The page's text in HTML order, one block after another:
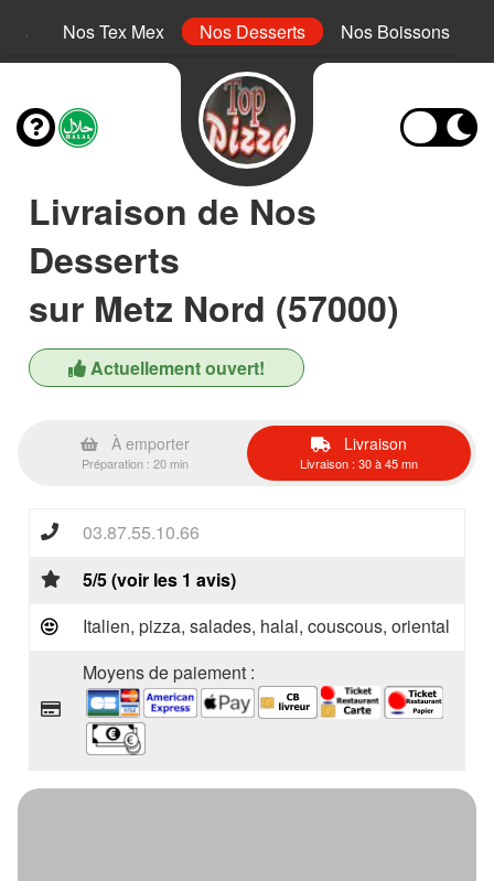
Nos Tex Mex Nos Desserts Nos Boissons
Livraison de Nos
Desserts
sur Metz Nord (57000)
Actuellement ouvert!
À emporter
Préparation : 20 min
Livraison
Livraison : 30 à 45 mn
03.87.55.10.66
5/5 (voir les 1 avis)
Italien, pizza, salades, halal, couscous, oriental
Moyens de paiement :